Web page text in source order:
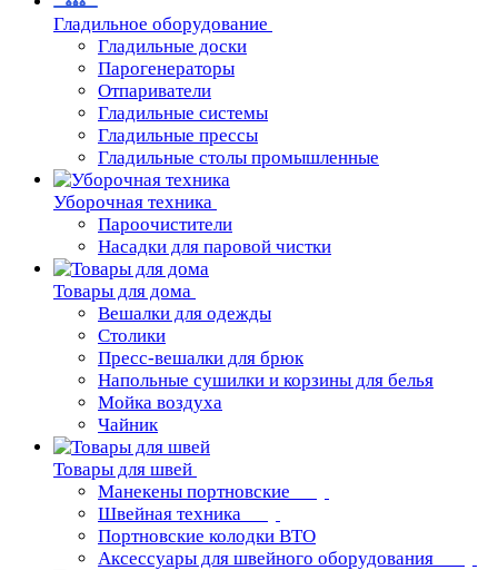
Гладильное оборудование
Гладильные доски
Парогенераторы
Отпариватели
Гладильные системы
Гладильные прессы
Гладильные столы промышленные
Уборочная техника
Пароочистители
Насадки для паровой чистки
Товары для дома
Вешалки для одежды
Столики
Пресс-вешалки для брюк
Напольные сушилки и корзины для белья
Мойка воздуха
Чайник
Товары для швей
Манекены портновские
Швейная техника
Портновские колодки ВТО
Аксессуары для швейного оборудования